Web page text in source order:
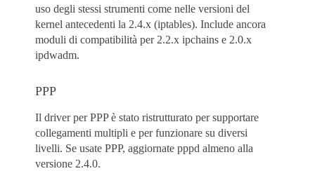
uso degli stessi strumenti come nelle versioni del
kernel antecedenti la 2.4.x (iptables). Include ancora
moduli di compatibilità per 2.2.x ipchains e 2.0.x
ipdwadm.
PPP
Il driver per PPP è stato ristrutturato per supportare
collegamenti multipli e per funzionare su diversi
livelli. Se usate PPP, aggiornate pppd almeno alla
versione 2.4.0.